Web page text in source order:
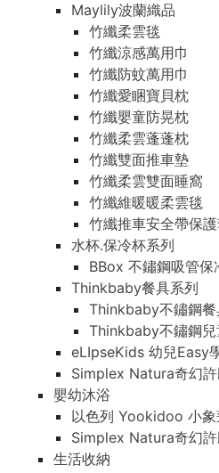
Maylily波蘭織品
竹纖柔雲毯
竹纖涼感萬用巾
竹纖防蚊萬用巾
竹纖愛睏寶貝枕
竹纖嬰童防晃枕
竹纖柔雲蓬蓬枕
竹纖雙面推車墊
竹纖柔雲雙面睡窩
竹纖維暖暖柔雲毯
竹纖推車安全帶保
水杯.保冷杯系列
BBox 不鏽鋼吸管保
Thinkbaby餐具系列
Thinkbaby不鏽鋼餐
Thinkbaby不鏽鋼兒
eLIpseKids 幼兒Easy
Simplex Natura奇幻
嬰幼沐浴
以色列 Yookidoo 小象
Simplex Natura奇幻
生活收納